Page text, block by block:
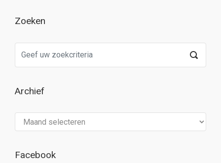
Zoeken
Archief
Facebook